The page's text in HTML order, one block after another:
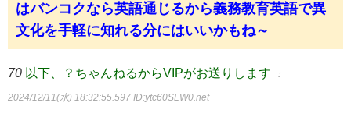
はバンコクなら英語通じるから義務教育英語で異
文化を手軽に知れる分にはいいかもね～
70 以下、？ちゃんねるからVIPがお送りします ：
2024/12/11(水) 18:32:55.597 ID:ytc60SLW0.net